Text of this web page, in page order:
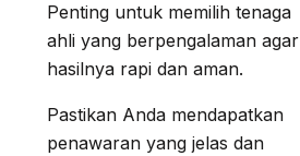
Penting untuk memilih tenaga
ahli yang berpengalaman agar
hasilnya rapi dan aman.
Pastikan Anda mendapatkan
penawaran yang jelas dan